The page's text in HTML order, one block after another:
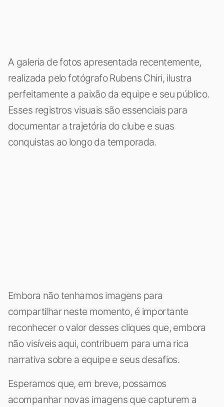
A galeria de fotos apresentada recentemente,
realizada pelo fotógrafo Rubens Chiri, ilustra
perfeitamente a paixão da equipe e seu público.
Esses registros visuais são essenciais para
documentar a trajetória do clube e suas
conquistas ao longo da temporada.
Embora não tenhamos imagens para
compartilhar neste momento, é importante
reconhecer o valor desses cliques que, embora
não visíveis aqui, contribuem para uma rica
narrativa sobre a equipe e seus desafios.
Esperamos que, em breve, possamos
acompanhar novas imagens que capturem a